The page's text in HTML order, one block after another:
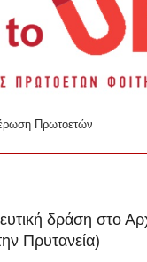
Πρωτοετών
δράση στο
Πρυτανεία)